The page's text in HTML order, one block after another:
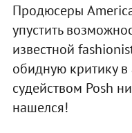
Продюсеры
упустить
известной
обидную критику
судейством Posh
нашелся!